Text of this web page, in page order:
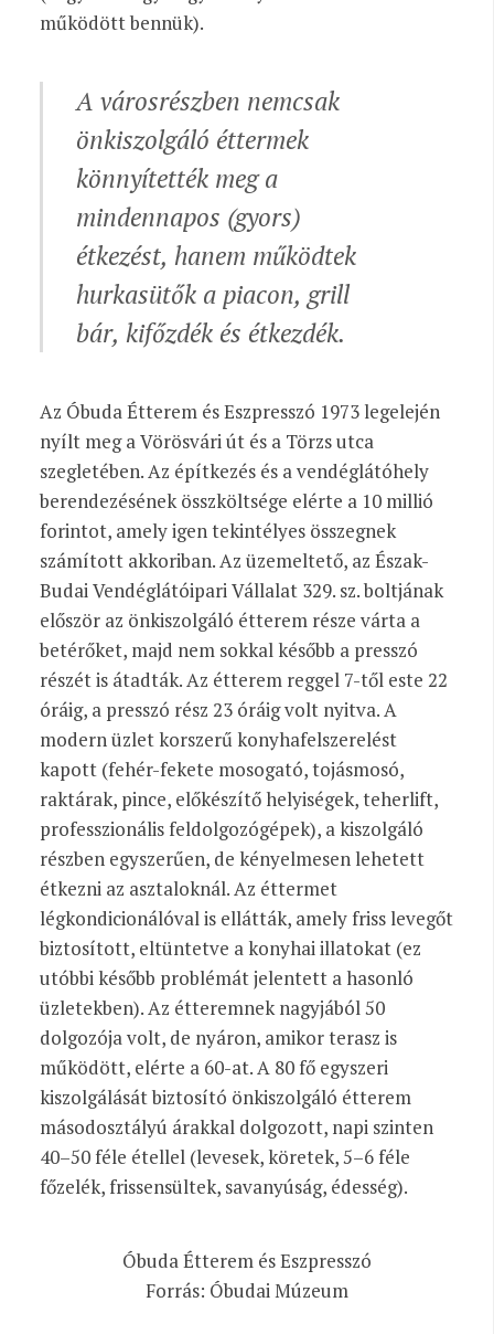
működött bennük).
A városrészben nemcsak
önkiszolgáló éttermek
könnyítették meg a
mindennapos (gyors)
étkezést, hanem működtek
hurkasütők a piacon, grill
bár, kifőzdék és étkezdék.
Az Óbuda Étterem és Eszpresszó 1973 legelején
nyílt meg a Vörösvári út és a Törzs utca
szegletében. Az építkezés és a vendéglátóhely
berendezésének összköltsége elérte a 10 millió
forintot, amely igen tekintélyes összegnek
számított akkoriban. Az üzemeltető, az Észak-
Budai Vendéglátóipari Vállalat 329. sz. boltjának
először az önkiszolgáló étterem része várta a
betérőket, majd nem sokkal később a presszó
részét is átadták. Az étterem reggel 7-től este 22
óráig, a presszó rész 23 óráig volt nyitva. A
modern üzlet korszerű konyhafelszerelést
kapott (fehér-fekete mosogató, tojásmosó,
raktárak, pince, előkészítő helyiségek, teherlift,
professzionális feldolgozógépek), a kiszolgáló
részben egyszerűen, de kényelmesen lehetett
étkezni az asztaloknál. Az éttermet
légkondicionálóval is ellátták, amely friss levegőt
biztosított, eltüntetve a konyhai illatokat (ez
utóbbi később problémát jelentett a hasonló
üzletekben). Az étteremnek nagyjából 50
dolgozója volt, de nyáron, amikor terasz is
működött, elérte a 60-at. A 80 fő egyszeri
kiszolgálását biztosító önkiszolgáló étterem
másod­osztályú árakkal dolgozott, napi szinten
40–50 féle étellel (levesek, köretek, 5–6 féle
főzelék, frissensültek, savanyúság, édesség).
Óbuda Étterem és Eszpresszó
Forrás: Óbudai Múzeum